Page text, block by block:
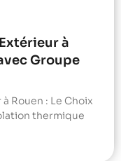
à
Groupe
Rouen : Le Choix
thermique